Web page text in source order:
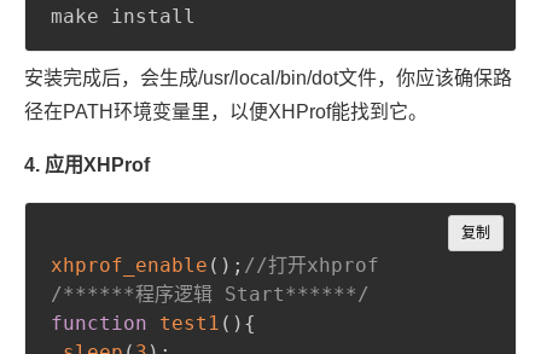
安装完成后，会生成/usr/local/bin/dot文件，你应该确保路
径在PATH环境变量里，以便XHProf能找到它。
4. 应用XHProf
xhprof_enable ( ) ; //打开xhprof
/******程序逻辑 Start******/
function
test1 ( ) {
复制
Copy